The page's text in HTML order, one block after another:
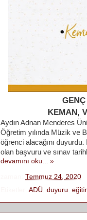
KEMAN,
Aydın Adnan Menderes
Öğretim yılında Müzik ve
öğrenci alacağını
olan başvuru ve sınav
devamını oku... »
Temmuz 24, 2020
ADÜ duyuru